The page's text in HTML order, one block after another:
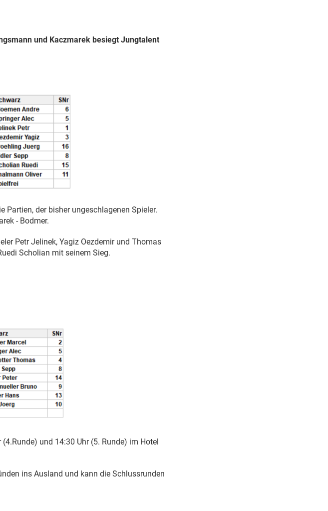
und Kaczmarek besiegt Jungtalent
der bisher ungeschlagenen Spieler.
- Bodmer.
Petr Jelinek, Yagiz Oezdemir und Thomas
Scholian mit seinem Sieg.
und 14:30 Uhr (5. Runde) im Hotel
ins Ausland und kann die Schlussrunden